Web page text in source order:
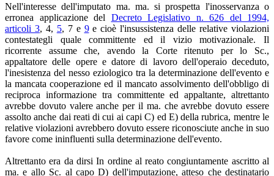
Nell'interesse dell'imputato ma. ma. si prospetta l'inosservanza o
erronea applicazione del Decreto Legislativo n. 626 del 1994,
articoli 3, 4, 5, 7 e 9e cioè l'insussistenza delle relative violazioni
contestategli quale committente ed il vizio motivazionale. Il
ricorrente assume che, avendo la Corte ritenuto per lo Sc.,
appaltatore delle opere e datore di lavoro dell'operaio deceduto,
l'inesistenza del nesso eziologico tra la determinazione dell'evento e
la mancata cooperazione ed il mancato assolvimento dell'obbligo di
reciproca informazione tra committente ed appaltante, altrettanto
avrebbe dovuto valere anche per il ma. che avrebbe dovuto essere
assolto anche dai reati di cui ai capi C) ed E) della rubrica, mentre le
relative violazioni avrebbero dovuto essere riconosciute anche in suo
favore come ininfluenti sulla determinazione dell'evento.
Altrettanto era da dirsi In ordine al reato congiuntamente ascritto al
ma. e allo Sc. al capo D) dell'imputazione, atteso che destinatario